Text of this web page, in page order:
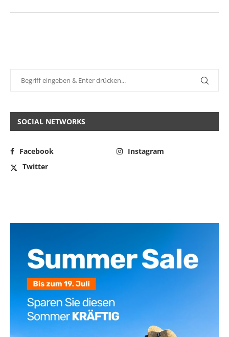
SOCIAL NETWORKS
Facebook
Instagram
Twitter